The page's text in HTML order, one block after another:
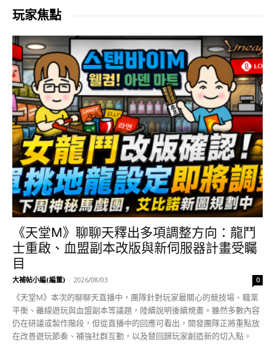
玩家焦點
《天堂M》聊聊天釋出多項調整方向：龍鬥
士重啟、血盟副本改版與新伺服器計畫受矚
目
大補帖小編(編董) - 2026/08/03 0
《天堂M》本次的聊聊天直播中，團隊針對玩家最關心的競技場、職業
平衡、離線遊玩與血盟副本等議題，陸續說明後續規畫。雖然多數內容
仍在研議或製作階段，但從直播中的回應可看出，開發團隊正將重點放
在改善遊玩節奏、補強社群互動，以及替回歸玩家創造新的切入點。